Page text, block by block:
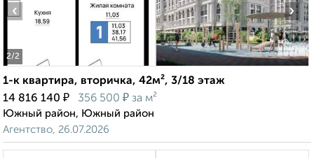
2/2
‹ ›
1-к квартира, вторичка, 42м², 3/18 этаж
14 816 140 ₽ 356 500 ₽ за м²
Южный район, Южный район
Агентство, 26.07.2026